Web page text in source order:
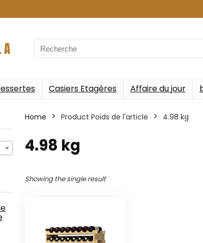
Search
for:
Casiers Etagères Affaire du jour
Home Product Poids de l'article ‎4.98 kg
‎4.98 kg
Showing the single result